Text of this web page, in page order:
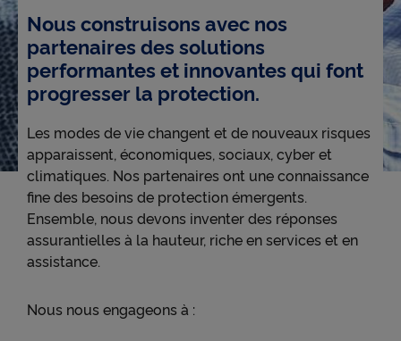
Accessibilité
Nous construisons avec nos
partenaires des solutions
performantes et innovantes qui font
progresser la protection.
Les modes de vie changent et de nouveaux risques
apparaissent, économiques, sociaux, cyber et
climatiques. Nos partenaires ont une connaissance
fine des besoins de protection émergents.
Ensemble, nous devons inventer des réponses
assurantielles à la hauteur, riche en services et en
assistance.
Nous nous engageons à :